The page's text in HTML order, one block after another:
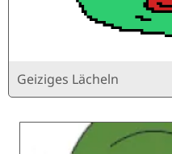
Geiziges Lächeln